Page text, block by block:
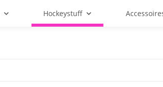
Hockeystuff